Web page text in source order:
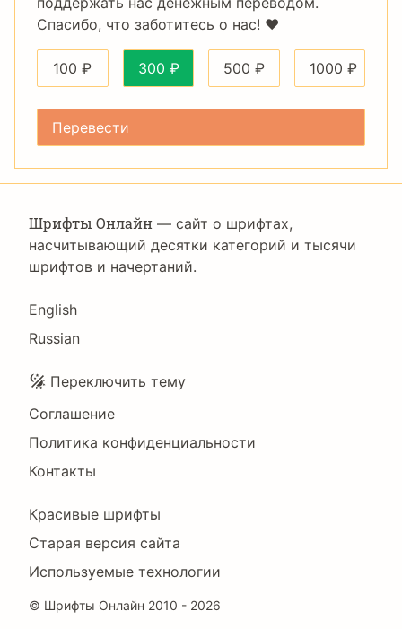
Спасибо, что заботитесь о нас! ❤️
100 ₽ 300 ₽ 500 ₽ 1000 ₽
Шрифты Онлайн — сайт о шрифтах,
насчитывающий десятки категорий и тысячи
шрифтов и начертаний.
Language
English
Russian
Подвал
Переключить тему
Соглашение
Политика конфиденциальности
Контакты
Footer
Right
Красивые шрифты
Старая версия сайта
Используемые технологии
© Шрифты Онлайн 2010 - 2026